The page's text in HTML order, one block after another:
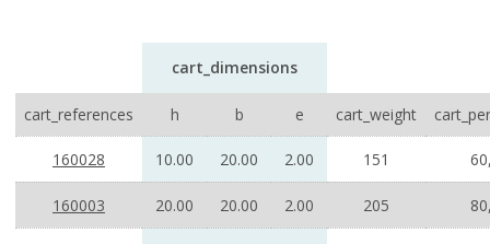
cart_dimensions
cart_references h b e cart_weight
160028 10.00 20.00 2.00 151
160003 20.00 20.00 2.00 205